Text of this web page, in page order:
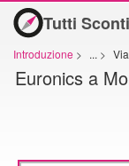
Tutti Sconti
Introduzione > ... >
Euronics a